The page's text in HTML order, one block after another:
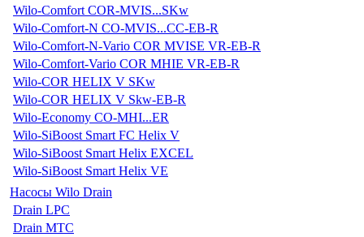
Wilo-Comfort COR-MVIS...SKw
Wilo-Comfort-N CO-MVIS...CC-EB-R
Wilo-Comfort-N-Vario COR MVISE VR-EB-R
Wilo-Comfort-Vario COR MHIE VR-EB-R
Wilo-COR HELIX V SKw
Wilo-COR HELIX V Skw-EB-R
Wilo-Economy CO-MHI...ER
Wilo-SiBoost Smart FC Helix V
Wilo-SiBoost Smart Helix EXCEL
Wilo-SiBoost Smart Helix VE
Насосы Wilo Drain
Drain LPC
Drain MTC